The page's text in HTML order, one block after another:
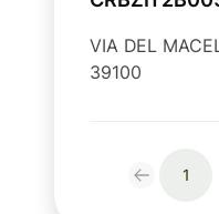
VIA DEL
39100
1